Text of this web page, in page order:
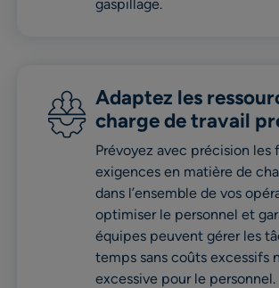
gaspillage.
Adaptez les
charge de travail
Prévoyez avec précision les
exigences en matière de
dans l’ensemble de vos
optimiser le personnel et
équipes peuvent gérer les
temps sans coûts excessifs
excessive pour le personnel.